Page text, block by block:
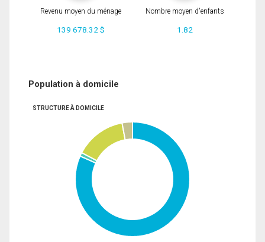
Revenu moyen du ménage
139 678.32 $
Nombre moyen d'enfants
1.82
Population à domicile
STRUCTURE À DOMICILE